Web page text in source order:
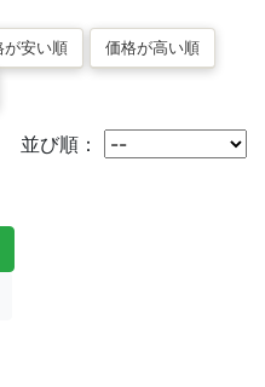
並び順：